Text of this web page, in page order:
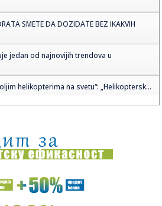
SMETE DA DOZIDATE BEZ IKAKVIH
jedan od najnovijih trendova u
helikopterima na svetu“: „Helikoptersk...
Lako može da se desi da na izborima
"rat" istanbulskim velikanima: U Trabzon